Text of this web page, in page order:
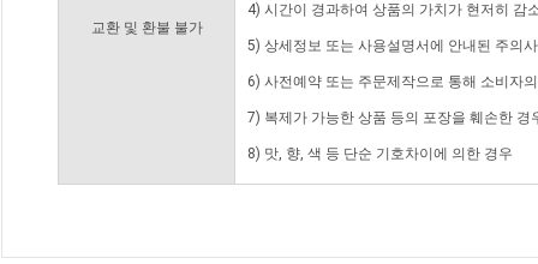
교환 및 환불 불가
4) 시간이 경과하여 상품의 가치가 현저히 감
5) 상세정보 또는 사용설명서에 안내된 주의
6) 사전예약 또는 주문제작으로 통해 소비자
7) 복제가 가능한 상품 등의 포장을 훼손한 경
8) 맛, 향, 색 등 단순 기호차이에 의한 경우